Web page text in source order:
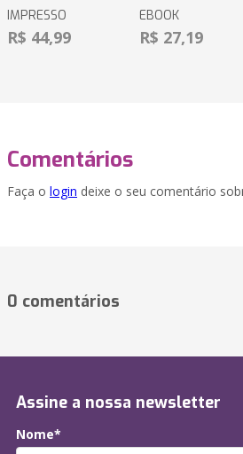
IMPRESSO
R$ 44,99
EBOOK
R$ 27,19
Comentários
Faça o login deixe o seu comentário
0 comentários
Assine a nossa newsletter
Nome*